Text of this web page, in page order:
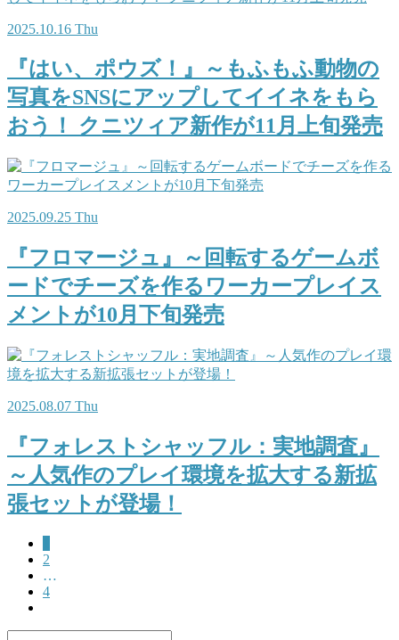
2025.10.16 Thu
『はい、ポウズ！』～もふもふ動物の
写真をSNSにアップしてイイネをもら
おう！ クニツィア新作が11月上旬発売
2025.09.25 Thu
『フロマージュ』～回転するゲームボ
ードでチーズを作るワーカープレイス
メントが10月下旬発売
2025.08.07 Thu
『フォレストシャッフル：実地調査』
～人気作のプレイ環境を拡大する新拡
張セットが登場！
2
…
4